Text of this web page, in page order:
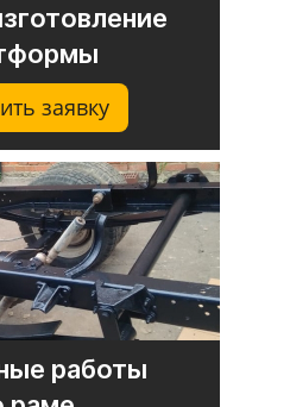
заявку
работы